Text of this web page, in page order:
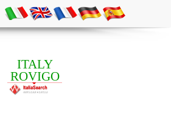
ITALY
ROVIGO